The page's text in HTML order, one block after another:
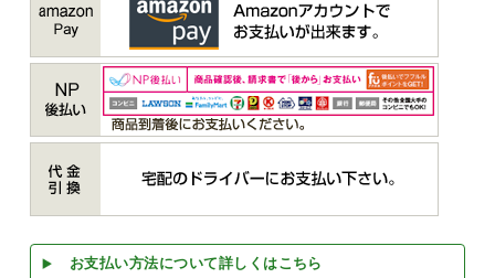
お支払い方法について詳しくはこちら